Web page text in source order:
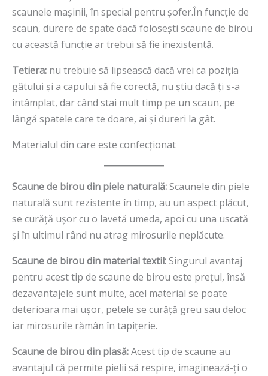
scaunele mașinii, în special pentru șofer.În funcție de
scaun, durere de spate dacă folosești scaune de birou
cu această funcție ar trebui să fie inexistentă.
Tetiera: nu trebuie să lipsească dacă vrei ca poziția
gâtului și a capului să fie corectă, nu știu dacă ți s-a
întâmplat, dar când stai mult timp pe un scaun, pe
lângă spatele care te doare, ai și dureri la gât.
Materialul din care este confecționat
Scaune de birou din piele naturală:Scaunele din piele
naturală sunt rezistente în timp, au un aspect plăcut,
se curăță ușor cu o lavetă umeda, apoi cu una uscată
și în ultimul rând nu atrag mirosurile neplăcute.
Scaune de birou din material textil:Singurul avantaj
pentru acest tip de scaune de birou este prețul, însă
dezavantajele sunt multe, acel material se poate
deterioara mai ușor, petele se curăță greu sau deloc
iar mirosurile rămân în tapițerie.
Scaune de birou din plasă:Acest tip de scaune au
avantajul că permite pielii să respire, imaginează-ți o